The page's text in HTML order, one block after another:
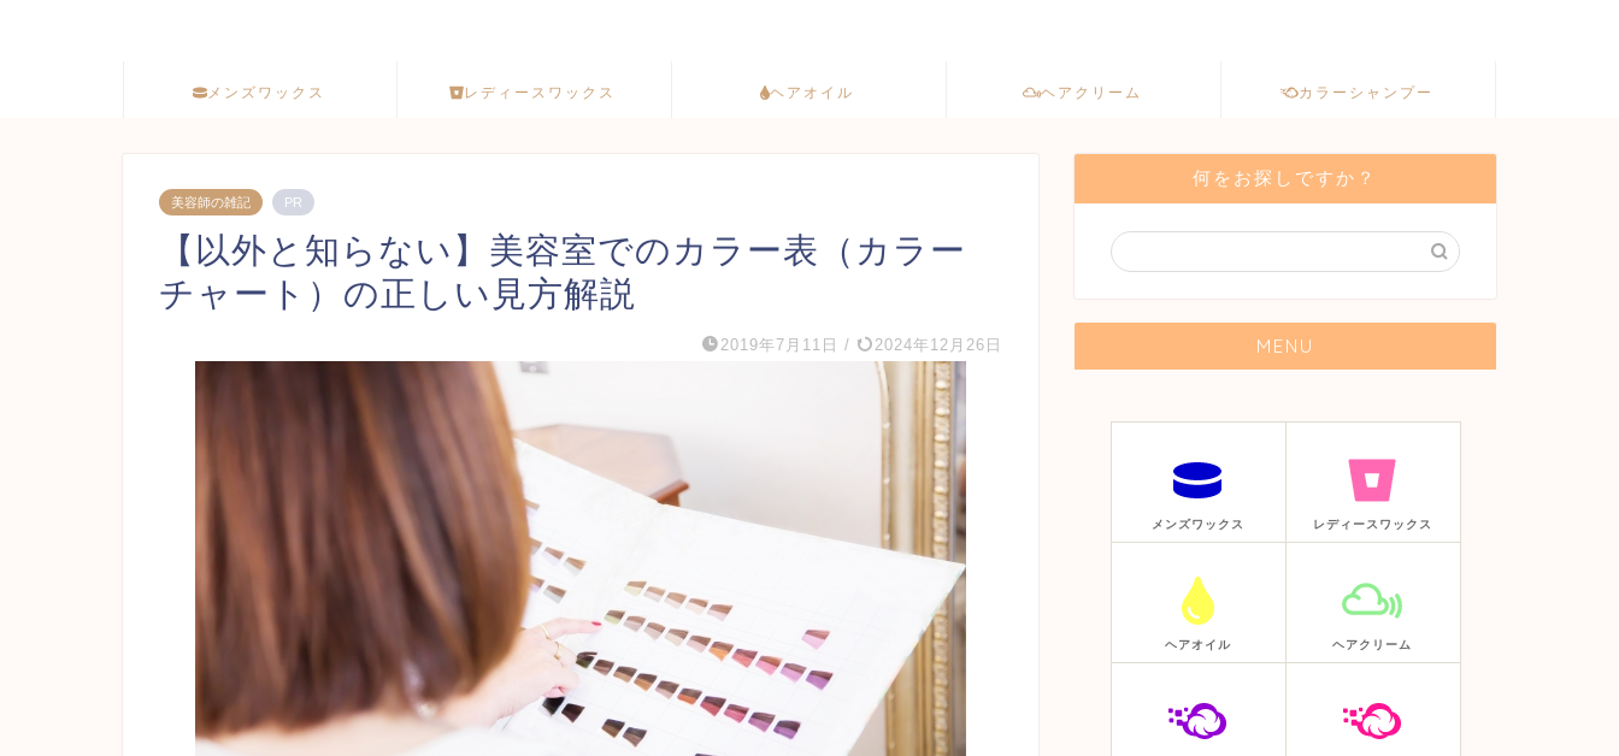
メンズワックス レディースワックス ヘアオイル ヘアクリーム カラーシャンプー
美容師の雑記 PR
【以外と知らない】美容室でのカラー表（カラー
チャート）の正しい見方解説
2019年7月11日 / 2024年12月26日
何をお探しですか？
MENU
メンズワックス レディースワックス
ヘアオイル ヘアクリーム